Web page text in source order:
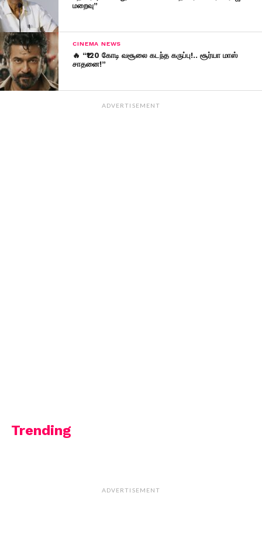
மறைவு”
CINEMA NEWS
🔥 “₹120 கோடி வசூலை கடந்த கருப்பு!.. சூர்யா மாஸ்
சாதனை!”
ADVERTISEMENT
Trending
ADVERTISEMENT